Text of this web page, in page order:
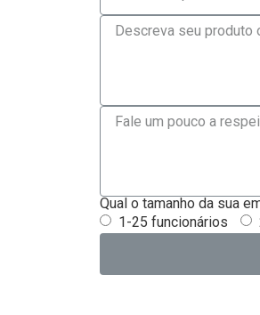
Qual o tamanho da sua
1-25 funcionários